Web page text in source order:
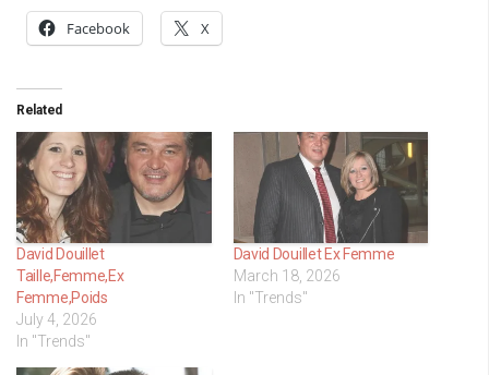
Facebook X
Related
David Douillet
Taille,Femme,Ex
Femme,Poids
July 4, 2026
In "Trends"
David Douillet Ex Femme
March 18, 2026
In "Trends"